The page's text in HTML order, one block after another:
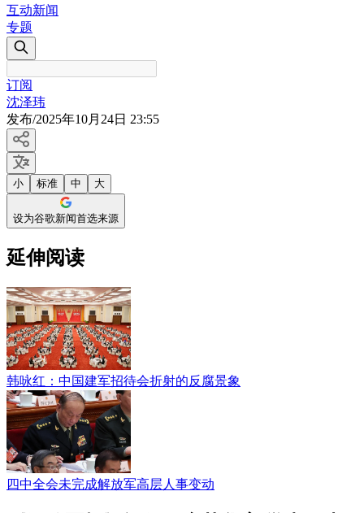
互动新闻
专题
订阅
沈泽玮
发布/2025年10月24日 23:55
小 标准 中 大
设为谷歌新闻首选来源
延伸阅读
韩咏红：中国建军招待会折射的反腐景象
四中全会未完成解放军高层人事变动